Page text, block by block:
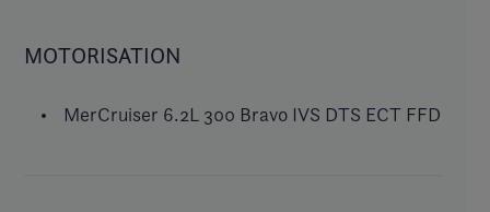
MOTORISATION
MerCruiser 6.2L 300 Bravo IVS DTS ECT FFD